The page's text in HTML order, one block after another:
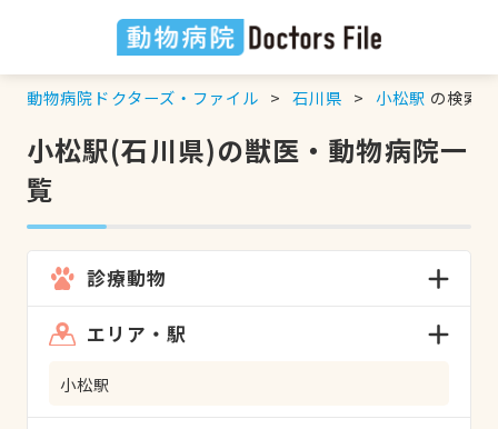
動物病院ドクターズ・ファイル 石川県 小松駅 の検索
小松駅(石川県)の獣医・動物病院一
覧
診療動物
エリア・駅
小松駅